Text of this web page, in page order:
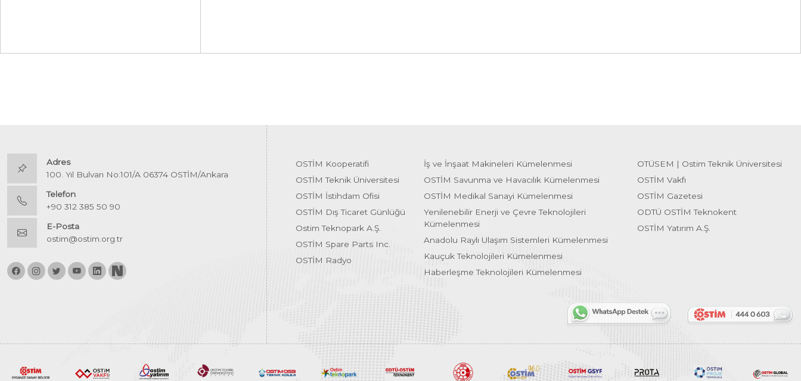
Adres
100. Yıl Bulvarı No:101/A 06374 OSTİM/Ankara
Telefon
+90 312 385 50 90
E-Posta
ostim@ostim.org.tr
OSTİM Kooperatifi
OSTİM Teknik Üniversitesi
OSTİM İstihdam Ofisi
OSTİM Dış Ticaret Günlüğü
Ostim Teknopark A.Ş.
OSTİM Spare Parts Inc.
OSTİM Radyo
İş ve İnşaat Makineleri Kümelenmesi
OSTİM Savunma ve Havacılık Kümelenmesi
OSTİM Medikal Sanayi Kümelenmesi
Yenilenebilir Enerji ve Çevre Teknolojileri
Kümelenmesi
Anadolu Raylı Ulaşım Sistemleri Kümelenmesi
Kauçuk Teknolojileri Kümelenmesi
Haberleşme Teknolojileri Kümelenmesi
OTÜSEM | Ostim Teknik Üniversitesi
OSTİM Vakfı
OSTİM Gazetesi
ODTÜ OSTİM Teknokent
OSTİM Yatırım A.Ş.